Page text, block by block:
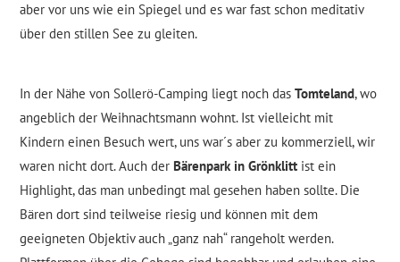
aber vor uns wie ein Spiegel und es war fast schon meditativ
über den stillen See zu gleiten.
In der Nähe von Sollerö-Camping liegt noch dasTomteland, wo
angeblich der Weihnachtsmann wohnt. Ist vielleicht mit
Kindern einen Besuch wert, uns war´s aber zu kommerziell, wir
waren nicht dort. Auch der Bärenpark in Grönklitt ist ein
Highlight, das man unbedingt mal gesehen haben sollte. Die
Bären dort sind teilweise riesig und können mit dem
geeigneten Objektiv auch „ganz nah“ rangeholt werden.